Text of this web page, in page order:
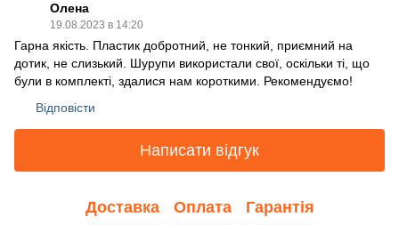
Олена
19.08.2023 в 14:20
Гарна якість. Пластик добротний, не тонкий, приємний на
дотик, не слизький. Шурупи використали свої, оскільки ті, що
були в комплекті, здалися нам короткими. Рекомендуємо!
Відповісти
Написати відгук
Доставка Оплата Гарантія